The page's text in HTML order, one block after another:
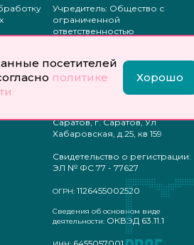
посетителей
политике
Хорошо
Учредитель: Общество с
ограниченной
ответственностью
Главный редактор: Богатырева
Е. А.
Саратов, г. Саратов, Ул
Хабаровская, д.25, кв 159
Свидетельство о регистрации:
ЭЛ № ФС 77 - 77627
ОГРН: 1126455002520
Сведения об основном виде
деятельности: ОКВЭД 63.11.1
6455057001